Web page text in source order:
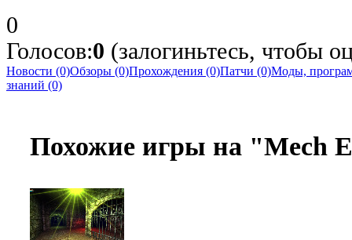
0
Голосов:0 (залогиньтесь, чтобы
Новости (0)Обзоры (0)Прохождения (0)Патчи (0)Моды,
знаний (0)
Похожие игры на "Mech